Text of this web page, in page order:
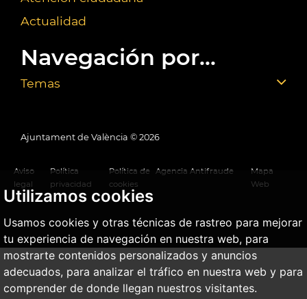
Utilizamos cookies
Usamos cookies y otras técnicas de rastreo para mejorar
tu experiencia de navegación en nuestra web, para
mostrarte contenidos personalizados y anuncios
adecuados, para analizar el tráfico en nuestra web y para
comprender de donde llegan nuestros visitantes.
Actualidad
Navegación por...
Temas
Ajuntament de València © 2026
Aviso
legal
Política
privacidad
Política de
cookies
Agencia Antifraude
Mapa
Web